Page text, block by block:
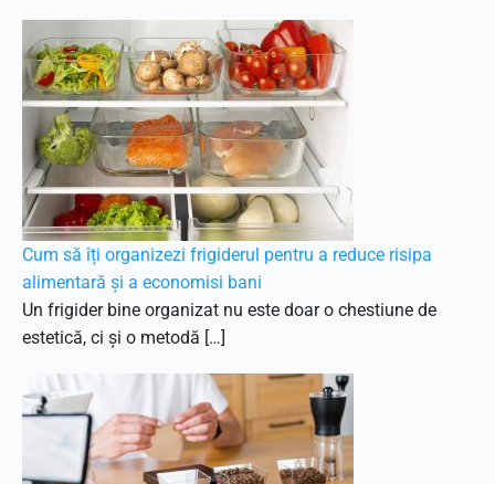
Cum să îți organizezi frigiderul pentru a reduce risipa
alimentară și a economisi bani
Un frigider bine organizat nu este doar o chestiune de
estetică, ci și o metodă […]